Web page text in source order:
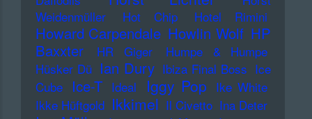
Weidenmüller
Hot Chip Hotel Rimini
Howard Carpendale Howlin Wolf HP
Baxxter
HR Giger
Humpe & Humpe
Hüsker Dü Ian Dury Ibiza Final Boss Ice
Cube
Ice-T Ideal Iggy Pop Ike White
Ikke Hüftgold Ikkimel Il Civetto Ina Deter